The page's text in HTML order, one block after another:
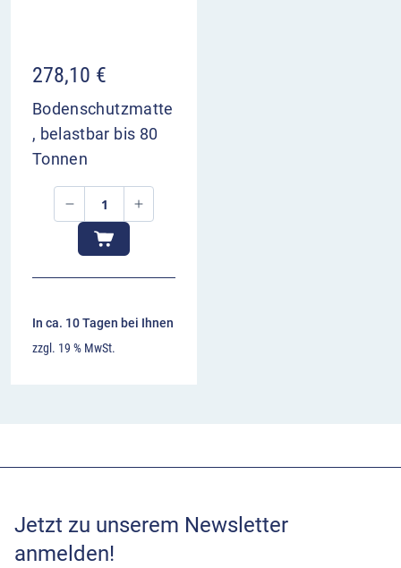
278,10 €
Bodenschutzmatte
, belastbar bis 80
Tonnen
In ca. 10 Tagen bei Ihnen
zzgl. 19 % MwSt.
Jetzt zu unserem Newsletter
anmelden!